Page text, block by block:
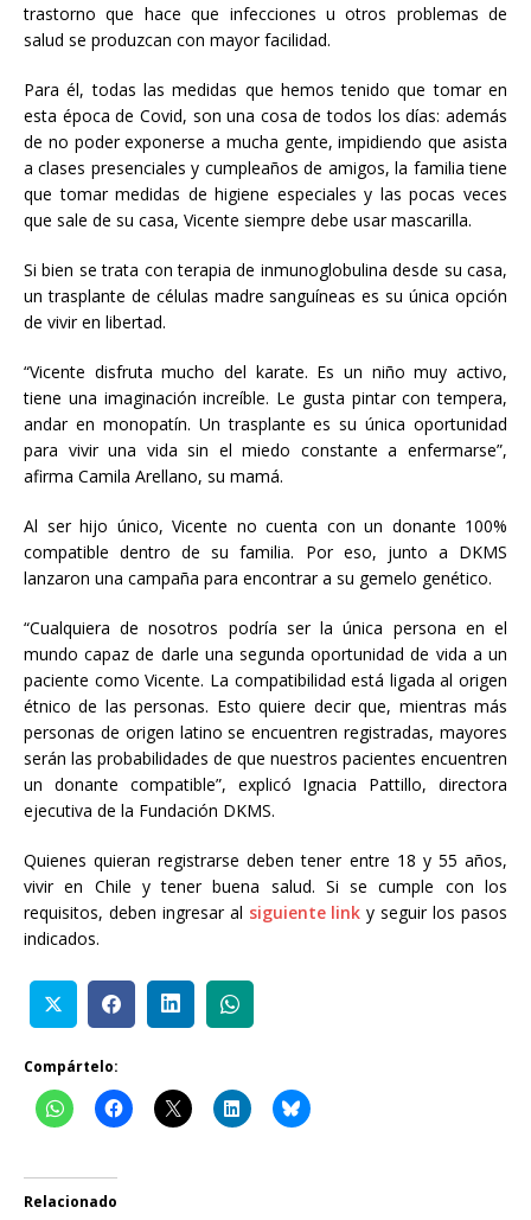
trastorno que hace que infecciones u otros problemas de
salud se produzcan con mayor facilidad.
Para él, todas las medidas que hemos tenido que tomar en
esta época de Covid, son una cosa de todos los días: además
de no poder exponerse a mucha gente, impidiendo que asista
a clases presenciales y cumpleaños de amigos, la familia tiene
que tomar medidas de higiene especiales y las pocas veces
que sale de su casa, Vicente siempre debe usar mascarilla.
Si bien se trata con terapia de inmunoglobulina desde su casa,
un trasplante de células madre sanguíneas es su única opción
de vivir en libertad.
“Vicente disfruta mucho del karate. Es un niño muy activo,
tiene una imaginación increíble. Le gusta pintar con tempera,
andar en monopatín. Un trasplante es su única oportunidad
para vivir una vida sin el miedo constante a enfermarse”,
afirma Camila Arellano, su mamá.
Al ser hijo único, Vicente no cuenta con un donante 100%
compatible dentro de su familia. Por eso, junto a DKMS
lanzaron una campaña para encontrar a su gemelo genético.
“Cualquiera de nosotros podría ser la única persona en el
mundo capaz de darle una segunda oportunidad de vida a un
paciente como Vicente. La compatibilidad está ligada al origen
étnico de las personas. Esto quiere decir que, mientras más
personas de origen latino se encuentren registradas, mayores
serán las probabilidades de que nuestros pacientes encuentren
un donante compatible”, explicó Ignacia Pattillo, directora
ejecutiva de la Fundación DKMS.
Quienes quieran registrarse deben tener entre 18 y 55 años,
vivir en Chile y tener buena salud. Si se cumple con los
requisitos, deben ingresar al siguiente link y seguir los pasos
indicados.
Compártelo:
Relacionado